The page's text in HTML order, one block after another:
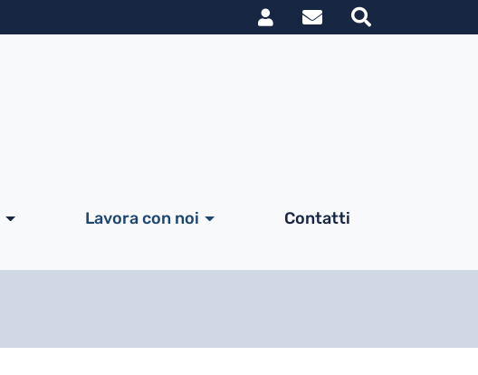
Link utili
Lavora con noi Contatti